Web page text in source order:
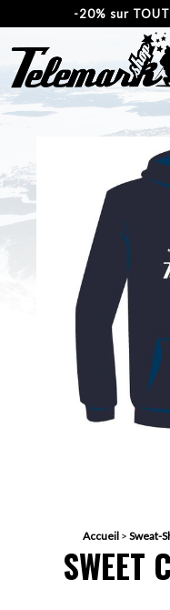
-20% sur
Accueil > Sweat-
SWEET